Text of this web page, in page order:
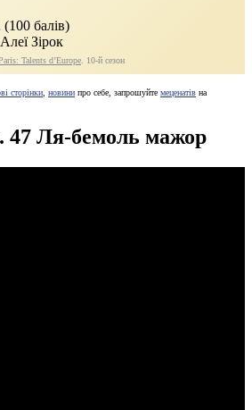
балів)
Зірок
Talents d’Europe . 10‑й сезон
сторінки новини про себе, запрошуйте меценатів на
47 Ля-бемоль мажор